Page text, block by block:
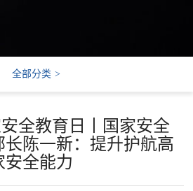
全部分类 >
安全教育日丨国家安全
陈一新：提升护航高
安全能力